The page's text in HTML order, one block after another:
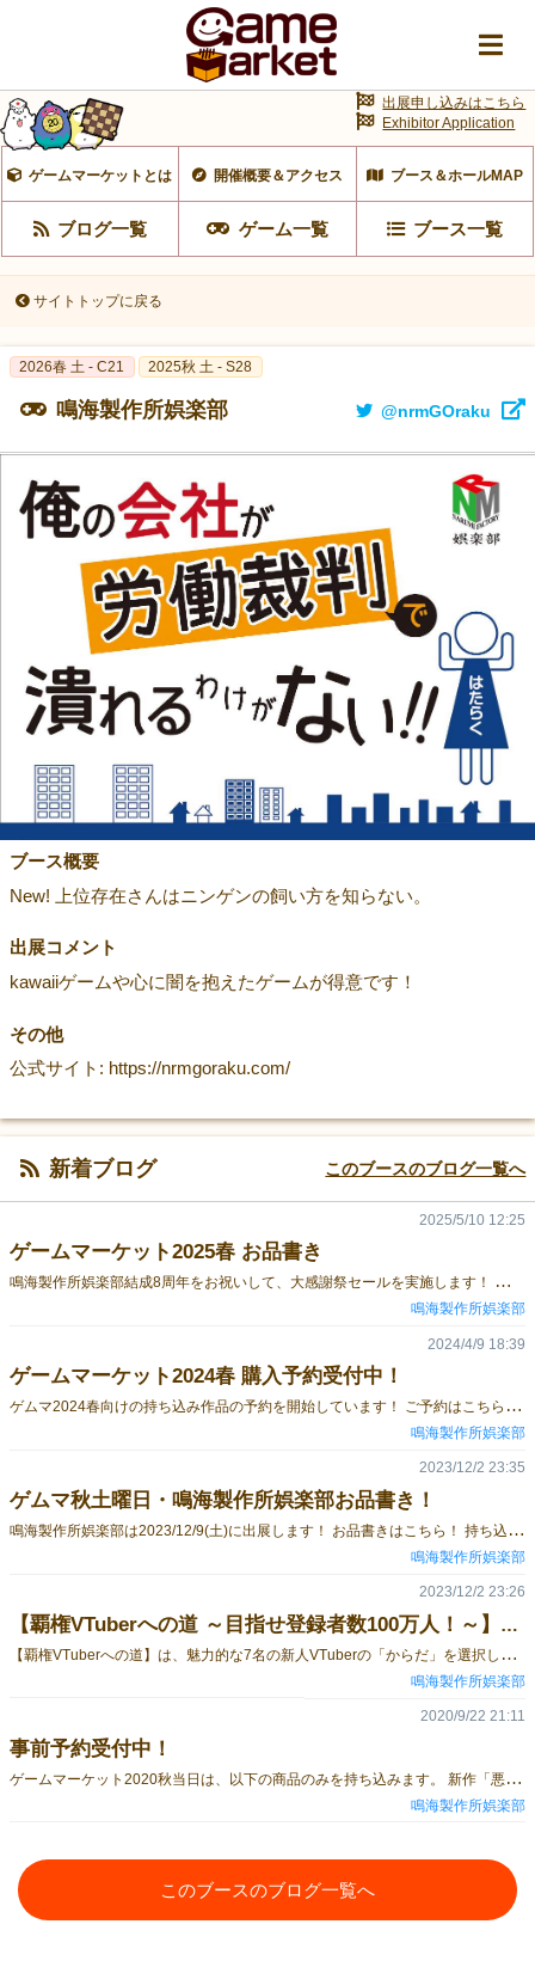
ゲームマーケットとは 開催概要＆アクセス ブース＆ホールMAP
ブログ一覧 ゲーム一覧 ブース一覧
出展申し込みはこちら
Exhibitor Application
サイトトップに戻る
2026春 土 - C21 2025秋 土 - S28
鳴海製作所娯楽部 @nrmGOraku
ブース概要
New! 上位存在さんはニンゲンの飼い方を知らない。
出展コメント
kawaiiゲームや心に闇を抱えたゲームが得意です！
その他
公式サイト: https://nrmgoraku.com/
新着ブログ このブースのブログ一覧へ
ゲームマーケット2025春 お品書き
鳴
海製作所娯楽部結成8周年をお祝いして、大感謝祭セールを実施します！ ブース： R52※2025/5/17（土）のみの参加となりますのでご注意ください。※当日は14:30には完全撤収いたします# 各ゲームの詳細はこちらをご覧ください。https://nrmgoraku.com/game/# ご予約はこちらからhttps://docs.google.com/forms/d/e/1FAIpQLSdlpR8lhnUc0lz6oqVwByPZYgRLP2JNz0ms9fhFPy--5Gz3tQ/viewform# 社畜系ゲーム # 可愛い系ゲーム
2025/5/10 12:25
鳴海製作所娯楽部
ゲームマーケット2024春 購入予約受付中！
ゲ
ムマ2024春向けの持ち込み作品の予約を開始しています！ ご予約はこちらから！ 出展は4/27(土)のみとなりますのでご注意ください。 当日は試遊もできますので、気になるゲームがございましたらお気軽にお声掛けください！ 各ゲーム紹介 「覇権VTuberへの道 ～目指せ登録者100万人！～」 それ以外は鳴海製作所娯楽部の公式サイトをご覧ください！ 「社畜牧場」 「社畜牧場拡張 密着!!真夏の繁華街24時!! ～シノギ・チンピラ・裏カジノ～」 「悪役令嬢がいっぱい！？～わたくしだけでも破滅フラグをへし折ってさしあげますわ！～」 「悪役令嬢がいっぱい！？拡張 ～召喚聖女は女子高生！～」 「俺の会社が労働裁判で潰れるわけがない！！第二版」
2024/4/9 18:39
鳴海製作所娯楽部
ゲムマ秋土曜日・鳴海製作所娯楽部お品書き！
鳴
海製作所娯楽部は2023/12/9(土)に出展します！ お品書きはこちら！ 持ち込みゲーム紹介 ・覇権VTuberへの道 ～目指せ登録者数100万人！～ ・社畜牧場 ・社畜牧場拡張 密着!!真夏の繁華街24時!! ～シノギ・チンピラ・裏カジノ～ ・悪役令嬢がいっぱい！？～わたくしだけでも破滅フラグをへし折ってさしあげますわ！～ ・悪役令嬢がいっぱい！？拡張 ～召喚聖女は女子高生！～ ・俺の会社が労働裁判で潰れるわけがない！！第二版
2023/12/2 23:35
鳴海製作所娯楽部
【覇権VTuberへの道 ～目指せ登録者数100万人！～】キャラクター紹介
【
覇権VTuberへの道】は、魅力的な7名の新人VTuberの「からだ」を選択してVTuberとして覇権を狙うというゲームとなります。 今回は個性豊かで魅力的な7名の新人VTuberをご紹介します！ 草部 さくら 黒峰 ノア 白羽 九三 川霧 真駒 紺野 あげは 小鳥遊 あめ マヨネーズくん ご予約絶賛受付中！ ゲームのルールはこちらから！ ご予約はこちらから！
2023/12/2 23:26
鳴海製作所娯楽部
事前予約受付中！
ゲ
ームマーケット2020秋当日は、以下の商品のみを持ち込みます。 新作「悪役令嬢がいっぱい！？～わたくしだけでも破滅フラグをへし折ってさしあげますわ！～」 「俺の会社が労働裁判で潰れるわけがない！！第二版」 「たぬきのきんたま」 このほか、在庫が少ない商品については、事前予約でご連絡いただいたもののみ持ち込みを行います。 上記以外のゲームはこちらから詳細をご覧ください。 鳴海製作所娯楽部webサイト ご予約はこちらからどうぞ！ 新作「悪役令嬢がいっぱい！？～わたくしだけでも破滅フラグをへし折ってさしあげますわ！～」は、 Role&Roll Stationさん イエローサブマリンさん メロンブックスさん Amazon にて販売予定です！
2020/9/22 21:11
鳴海製作所娯楽部
このブースのブログ一覧へ